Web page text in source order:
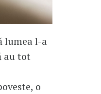
lumea l-a
au tot
o